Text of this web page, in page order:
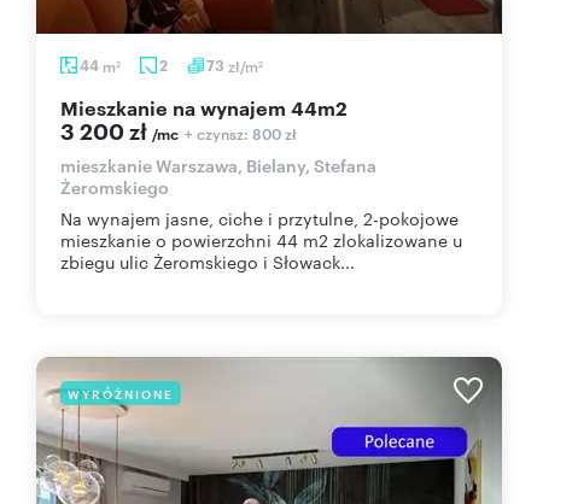
44 m2 2 73 zł/m2
mieszkanie na wynajem 44m2
3 200 zł /mc + czynsz: 800 zł
mieszkanie Warszawa, Bielany, Stefana
Żeromskiego
Na wynajem jasne, ciche i przytulne, 2-pokojowe
mieszkanie o powierzchni 44 m2 zlokalizowane u
zbiegu ulic Żeromskiego i Słowack...
WYRÓŻNIONE